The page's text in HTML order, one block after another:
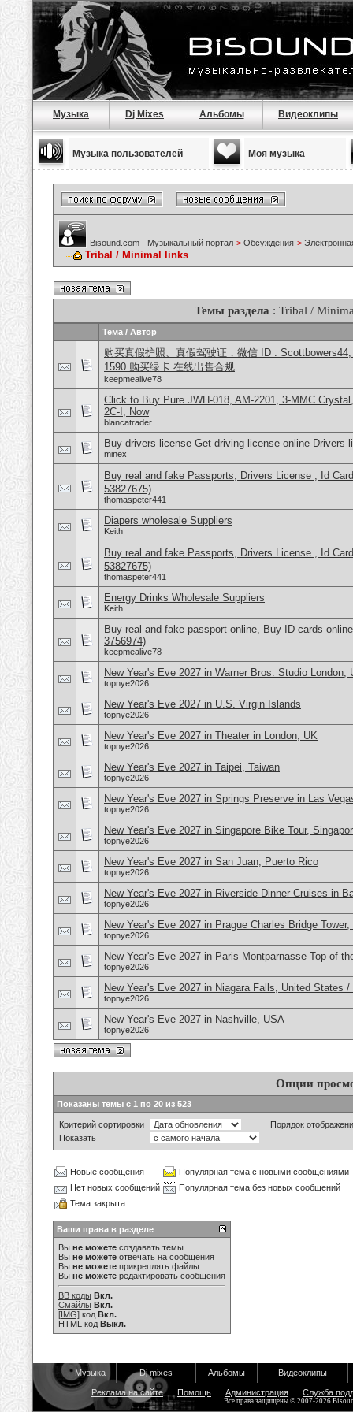
Музыка Dj Mixes Альбомы Видеоклипы
Музыка пользователей Моя музыка
Bisound.com - Музыкальный портал > Обсуждения >
Tribal / Minimal links
Темы раздела : Tribal /
Тема / Автор
购买真假护照、真假驾驶证，微信 ID :
1590 购买绿卡 在线出售合规
keepmealive78
Click to Buy Pure JWH-018, AM-2201, 3-MMC
2C-I, Now
blancatrader
Buy drivers license Get driving license online Drivers
minex
Buy real and fake Passports, Drivers License , Id
53827675)
thomaspeter441
Diapers wholesale Suppliers
Keith
Buy real and fake Passports, Drivers License , Id
53827675)
thomaspeter441
Energy Drinks Wholesale Suppliers
Keith
Buy real and fake passport online, Buy ID cards
3756974)
keepmealive78
New Year's Eve 2027 in Warner Bros. Studio London,
topnye2026
New Year's Eve 2027 in U.S. Virgin Islands
topnye2026
New Year's Eve 2027 in Theater in London, UK
topnye2026
New Year's Eve 2027 in Taipei, Taiwan
topnye2026
New Year's Eve 2027 in Springs Preserve in Las
topnye2026
New Year's Eve 2027 in Singapore Bike Tour,
topnye2026
New Year's Eve 2027 in San Juan, Puerto Rico
topnye2026
New Year's Eve 2027 in Riverside Dinner Cruises in
topnye2026
New Year's Eve 2027 in Prague Charles Bridge
topnye2026
New Year's Eve 2027 in Paris Montparnasse Top of
topnye2026
New Year's Eve 2027 in Niagara Falls, United States /
topnye2026
New Year's Eve 2027 in Nashville, USA
topnye2026
Опции
Показаны темы с 1 по 20 из 523
Критерий сортировки
Порядок
Показать
Новые сообщения
Популярная тема с новыми сообщениями
Нет новых сообщений
Популярная тема без новых сообщений
Тема закрыта
Ваши права в разделе
Вы не можете создавать темы
Вы не можете отвечать на сообщения
Вы не можете прикреплять файлы
Вы не можете редактировать сообщения
BB коды Вкл.
Смайлы Вкл.
[IMG] код Вкл.
HTML код Выкл.
Музыка Dj mixes Альбомы Видеоклипы
Реклама на сайте Помощь Администрация Служба
Все права защищены © 2007-2026